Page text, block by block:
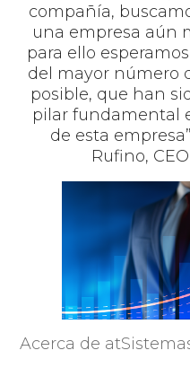
compañía,
una empresa aún
para ello
del mayor número
posible, que han
pilar fundamental
de esta empresa”
Rufino,
Acerca de